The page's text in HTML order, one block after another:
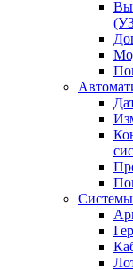
Системы